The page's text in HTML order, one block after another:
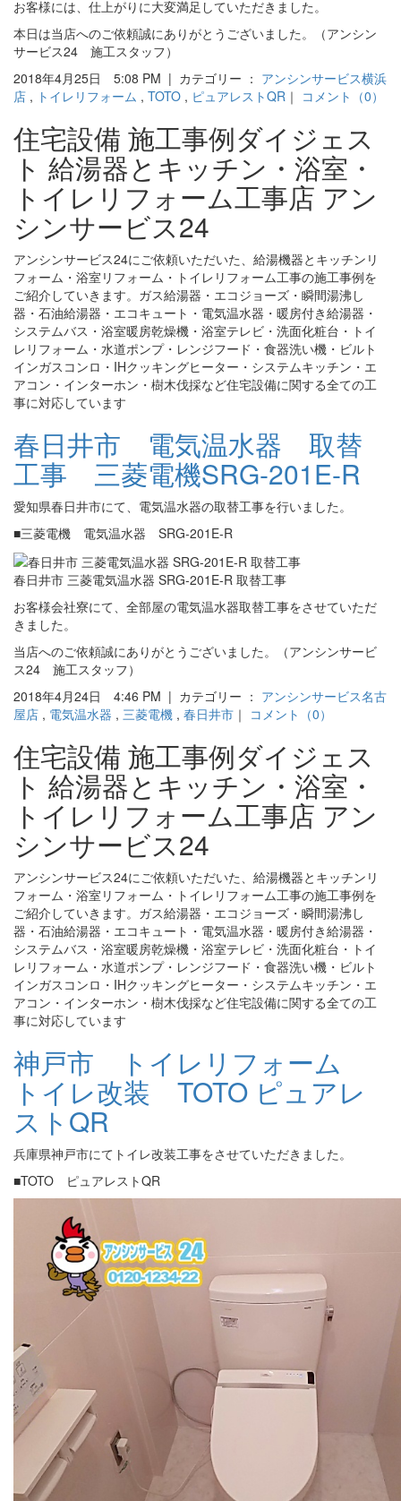
お客様には、仕上がりに大変満足していただきました。
本日は当店へのご依頼誠にありがとうございました。（アンシン
サービス24 施工スタッフ）
2018年4月25日 5:08 PM | カテゴリー ： アンシンサービス横浜
店 , トイレリフォーム , TOTO , ピュアレストQR ｜ コメント（0）
住宅設備 施工事例ダイジェス
ト 給湯器とキッチン・浴室・
トイレリフォーム工事店 アン
シンサービス24
アンシンサービス24にご依頼いただいた、給湯機器とキッチンリ
フォーム・浴室リフォーム・トイレリフォーム工事の施工事例を
ご紹介していきます。ガス給湯器・エコジョーズ・瞬間湯沸し
器・石油給湯器・エコキュート・電気温水器・暖房付き給湯器・
システムバス・浴室暖房乾燥機・浴室テレビ・洗面化粧台・トイ
レリフォーム・水道ポンプ・レンジフード・食器洗い機・ビルト
インガスコンロ・IHクッキングヒーター・システムキッチン・エ
アコン・インターホン・樹木伐採など住宅設備に関する全ての工
事に対応しています
春日井市 電気温水器 取替
工事 三菱電機SRG-201E-R
愛知県春日井市にて、電気温水器の取替工事を行いました。
■三菱電機 電気温水器 SRG-201E-R
春日井市 三菱電気温水器 SRG-201E-R 取替工事
お客様会社寮にて、全部屋の電気温水器取替工事をさせていただ
きました。
当店へのご依頼誠にありがとうございました。（アンシンサービ
ス24 施工スタッフ）
2018年4月24日 4:46 PM | カテゴリー ： アンシンサービス名古
屋店 , 電気温水器 , 三菱電機 , 春日井市 ｜ コメント（0）
住宅設備 施工事例ダイジェス
ト 給湯器とキッチン・浴室・
トイレリフォーム工事店 アン
シンサービス24
アンシンサービス24にご依頼いただいた、給湯機器とキッチンリ
フォーム・浴室リフォーム・トイレリフォーム工事の施工事例を
ご紹介していきます。ガス給湯器・エコジョーズ・瞬間湯沸し
器・石油給湯器・エコキュート・電気温水器・暖房付き給湯器・
システムバス・浴室暖房乾燥機・浴室テレビ・洗面化粧台・トイ
レリフォーム・水道ポンプ・レンジフード・食器洗い機・ビルト
インガスコンロ・IHクッキングヒーター・システムキッチン・エ
アコン・インターホン・樹木伐採など住宅設備に関する全ての工
事に対応しています
神戸市 トイレリフォーム
トイレ改装 TOTO ピュアレ
ストQR
兵庫県神戸市にてトイレ改装工事をさせていただきました。
■TOTO ピュアレストQR